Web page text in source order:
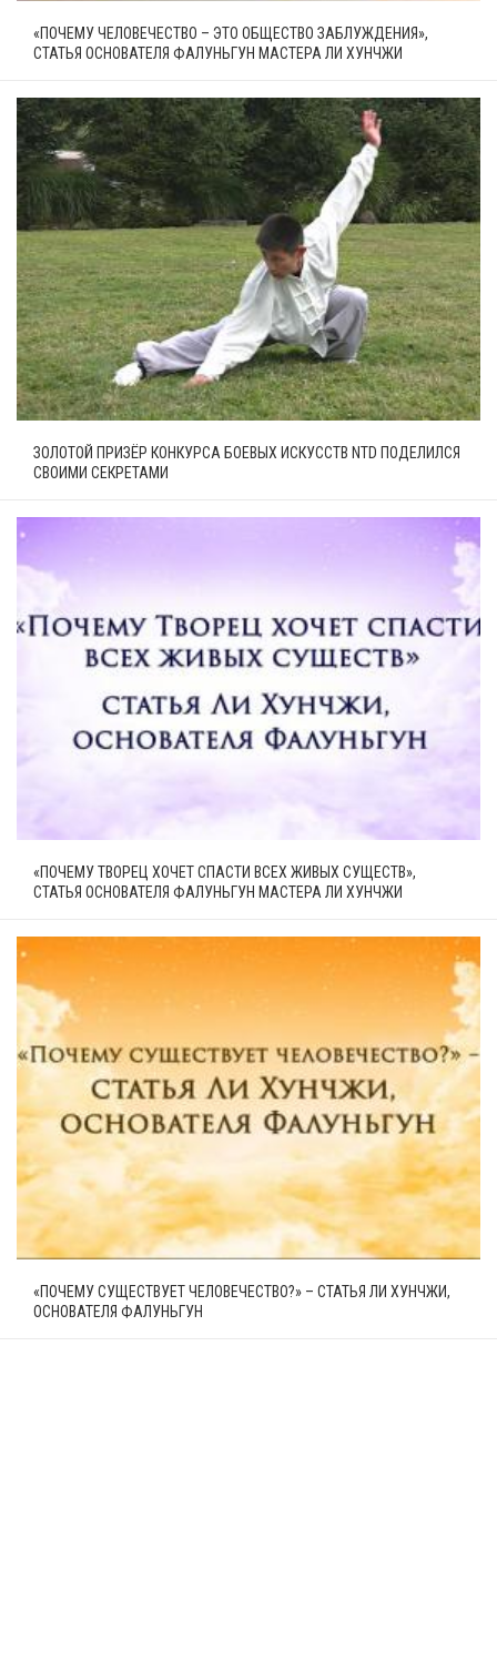
«ПОЧЕМУ ЧЕЛОВЕЧЕСТВО – ЭТО ОБЩЕСТВО ЗАБЛУЖДЕНИЯ»,
СТАТЬЯ ОСНОВАТЕЛЯ ФАЛУНЬГУН МАСТЕРА ЛИ ХУНЧЖИ
ЗОЛОТОЙ ПРИЗЁР КОНКУРСА БОЕВЫХ ИСКУССТВ NTD ПОДЕЛИЛСЯ
СВОИМИ СЕКРЕТАМИ
«ПОЧЕМУ ТВОРЕЦ ХОЧЕТ СПАСТИ ВСЕХ ЖИВЫХ СУЩЕСТВ»,
СТАТЬЯ ОСНОВАТЕЛЯ ФАЛУНЬГУН МАСТЕРА ЛИ ХУНЧЖИ
«ПОЧЕМУ СУЩЕСТВУЕТ ЧЕЛОВЕЧЕСТВО?» – СТАТЬЯ ЛИ ХУНЧЖИ,
ОСНОВАТЕЛЯ ФАЛУНЬГУН